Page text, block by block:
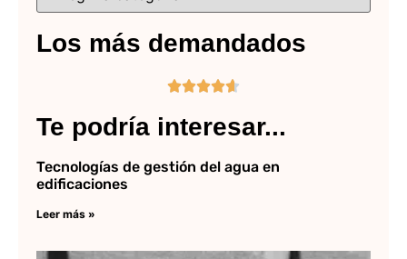
Los más demandados

Te podría interesar...
Tecnologías de gestión del agua en
edificaciones
Leer más »